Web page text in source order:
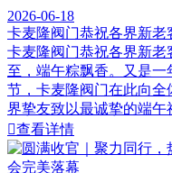
2026-06-18
卡麦隆阀门恭祝各界新
卡麦隆阀门恭祝各界新
至，端午粽飘香。又是
节，卡麦隆阀门在此向
界挚友致以最诚挚的端午
查看详情